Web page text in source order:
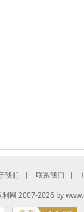
我们 | 联系我们 |
利网 2007-2026 by